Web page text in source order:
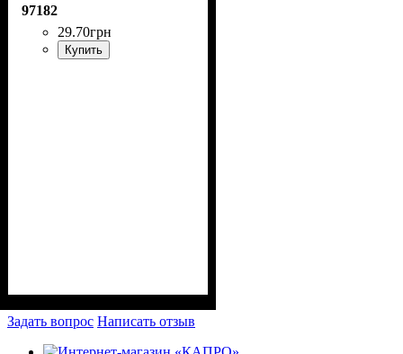
97182
29.70грн
Купить
Задать вопрос Написать отзыв